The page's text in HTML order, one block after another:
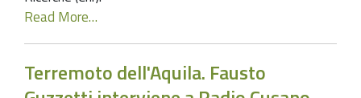
Read More…
Terremoto dell'Aquila. Fausto